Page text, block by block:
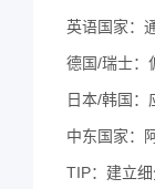
英语国家：
德国/瑞士：
日本/韩国：
TIP：建立